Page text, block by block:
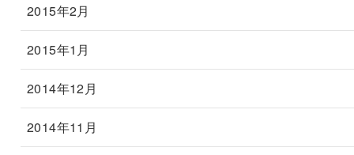
2015年2月
2015年1月
2014年12月
2014年11月